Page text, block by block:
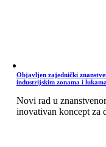
Objavljen zajednički
industrijskim zonama i
Novi rad u
inovativan koncept za